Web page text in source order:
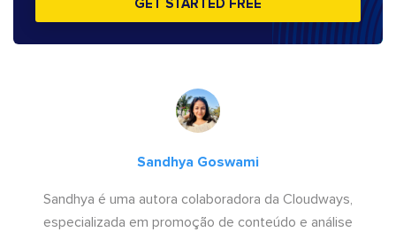
GET STARTED FREE
Sandhya Goswami
Sandhya é uma autora colaboradora da Cloudways,
especializada em promoção de conteúdo e análise